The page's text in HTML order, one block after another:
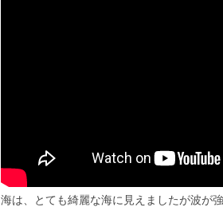
海は、とても綺麗な海に見えましたが波が